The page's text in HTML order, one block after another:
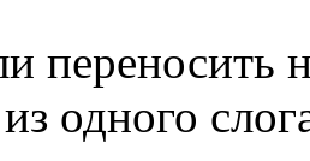
переносить
одного